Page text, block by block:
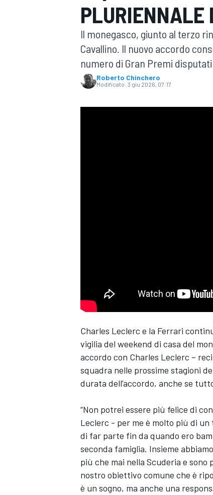
MOTOGP WEC
MONOPOSTO
PLURIENNALE
Il monegasco, giunto al terzo
Cavallino. Il nuovo accordo
numero di Gran Premi
Roberto Chinchero
Modificato: 3 giu 2026, 07:17
Charles Leclerc e la Ferrari
vigilia del weekend di casa del
accordo con Charles Leclerc –
squadra nelle prossime stagioni
durata dell’accordo, anche se
“Non potrei essere più felice di
Leclerc - per me è molto più di un
di far parte fin da quando ero
seconda famiglia. Insieme
più che mai nella Scuderia e
nostro obiettivo comune che è
è un sogno, ma anche una